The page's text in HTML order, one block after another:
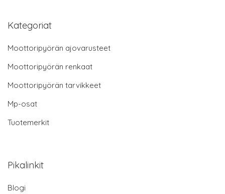
Kategoriat
Moottoripyörän ajovarusteet
Moottoripyörän renkaat
Moottoripyörän tarvikkeet
Mp-osat
Tuotemerkit
Pikalinkit
Blogi